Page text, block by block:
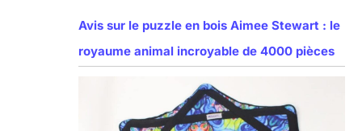
Avis sur le puzzle en bois Aimee Stewart : le
royaume animal incroyable de 4000 pièces